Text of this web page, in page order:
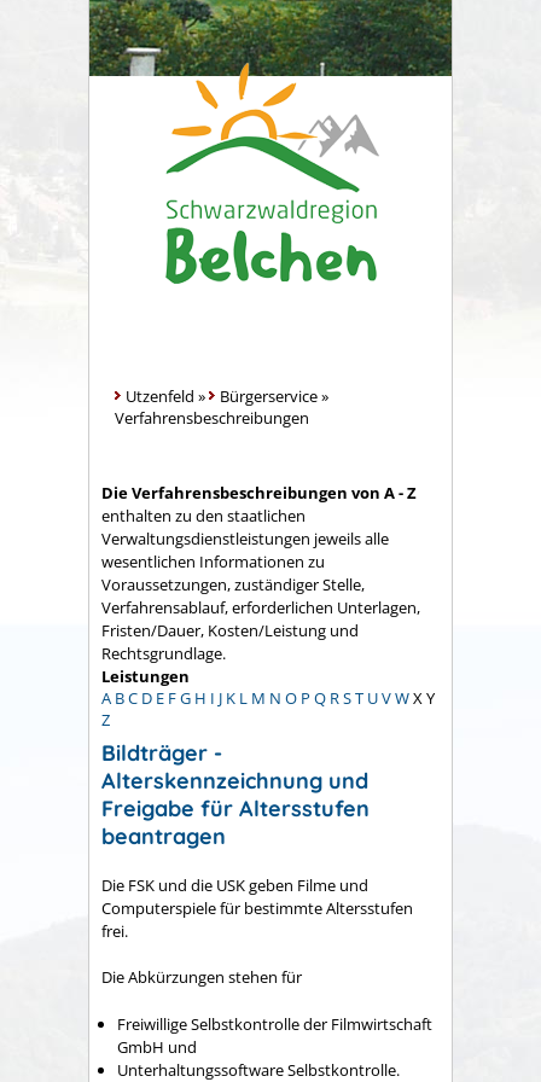
Utzenfeld » Bürgerservice»
Verfahrensbeschreibungen
Die Verfahrensbeschreibungen von A - Z
enthalten zu den staatlichen
Verwaltungsdienstleistungen jeweils alle
wesentlichen Informationen zu
Voraussetzungen, zuständiger Stelle,
Verfahrensablauf, erforderlichen Unterlagen,
Fristen/Dauer, Kosten/Leistung und
Rechtsgrundlage.
Leistungen
A BC D E FG H I J K L M N O P Q RST UVWX Y
Z
Bildträger -
Alterskennzeichnung und
Freigabe für Altersstufen
beantragen
Die FSK und die USK geben Filme und
Computerspiele für bestimmte Altersstufen
frei.
Die Abkürzungen stehen für
Freiwillige Selbstkontrolle der Filmwirtschaft
GmbH und
Unterhaltungssoftware Selbstkontrolle.